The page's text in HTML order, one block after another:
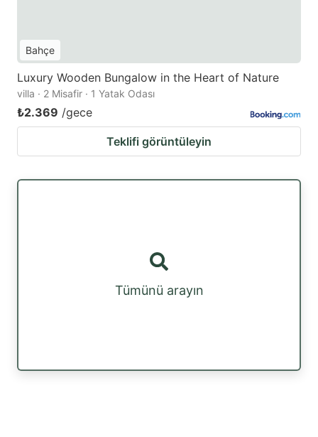
Bahçe
Luxury Wooden Bungalow in the Heart of Nature
villa · 2 Misafir · 1 Yatak Odası
₺2.369 /gece
Teklifi görüntüleyin
Tümünü arayın